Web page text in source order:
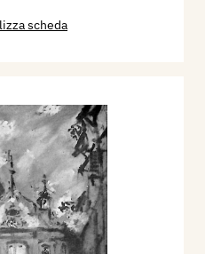
scheda